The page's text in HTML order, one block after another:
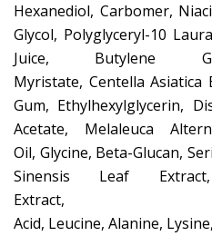
Hexanediol, Carbomer,
Glycol, Polyglyceryl-10
Juice, Butylene
Myristate, Centella Asiatica
Gum, Ethylhexylglycerin,
Acetate, Melaleuca
Oil, Glycine, Beta-Glucan,
Sinensis Leaf
Extract,
Acid, Leucine, Alanine,